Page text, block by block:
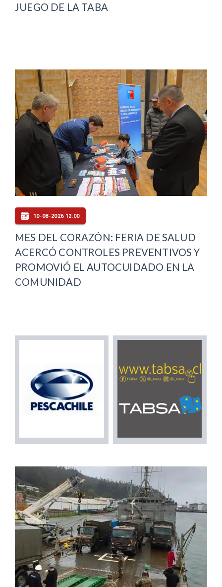
JUEGO DE LA TABA
10-08-2026 12:00
MES DEL CORAZÓN: FERIA DE SALUD
ACERCÓ CONTROLES PREVENTIVOS Y
PROMOVIÓ EL AUTOCUIDADO EN LA
COMUNIDAD